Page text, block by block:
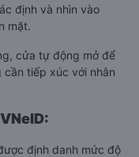
định và nhìn vào
mặt.
cửa tự động mở để
cần tiếp xúc với nhân
định danh mức độ